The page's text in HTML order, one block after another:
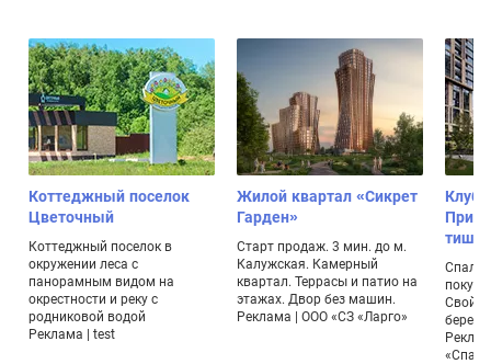
Коттеджный поселок
Цветочный
Коттеджный поселок в
окружении леса с
панорамным видом на
окрестности и реку с
родниковой водой
Реклама | test
Жилой квартал «Сикрет
Гарден»
Старт продаж. 3 мин. до м.
Калужская. Камерный
квартал. Террасы и патио на
этажах. Двор без машин.
Реклама | ООО «СЗ «Ларго»
Свой